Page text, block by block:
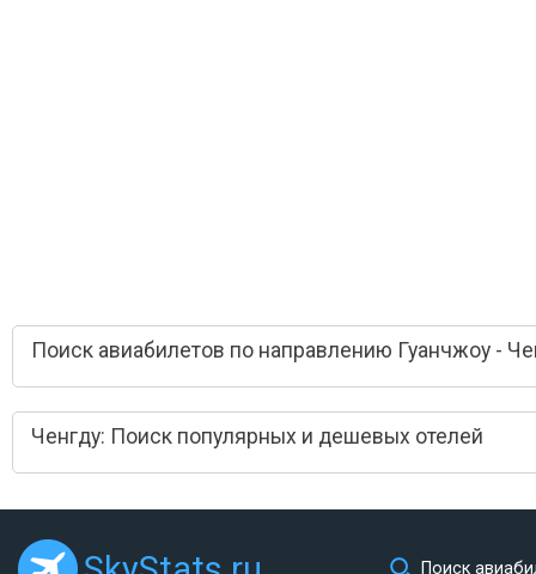
Поиск авиабилетов по направлению Гуанчжоу -
Ченгду: Поиск популярных и дешевых отелей
Поиск